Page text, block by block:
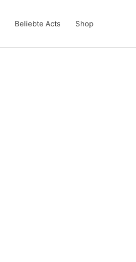
Beliebte Acts Shop